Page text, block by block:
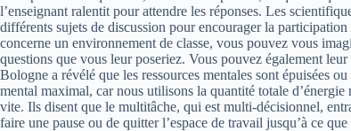
l’enseignant ralentit pour attendre les réponses. Les
différents sujets de discussion pour encourager la
concerne un environnement de classe, vous pouvez vous
questions que vous leur poseriez. Vous pouvez également
Bologne a révélé que les ressources mentales sont épuisées
mental maximal, car nous utilisons la quantité totale
vite. Ils disent que le multitâche, qui est multi-décisionnel,
faire une pause ou de quitter l’espace de travail jusqu’à ce